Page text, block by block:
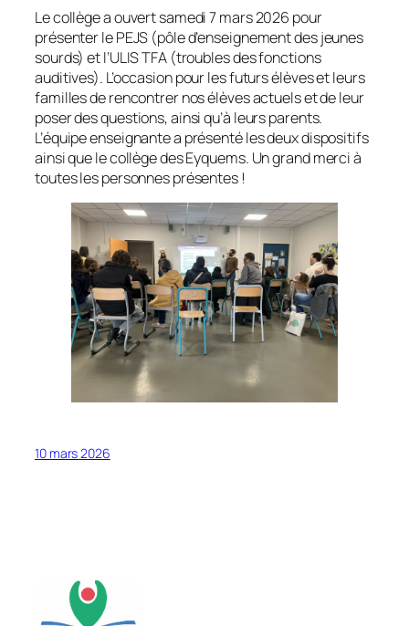
Le collège a ouvert samedi 7 mars 2026 pour
présenter le PEJS (pôle d’enseignement des jeunes
sourds) et l’ULIS TFA (troubles des fonctions
auditives). L’occasion pour les futurs élèves et leurs
familles de rencontrer nos élèves actuels et de leur
poser des questions, ainsi qu’à leurs parents.
L’équipe enseignante a présenté les deux dispositifs
ainsi que le collège des Eyquems. Un grand merci à
toutes les personnes présentes !
10 mars 2026